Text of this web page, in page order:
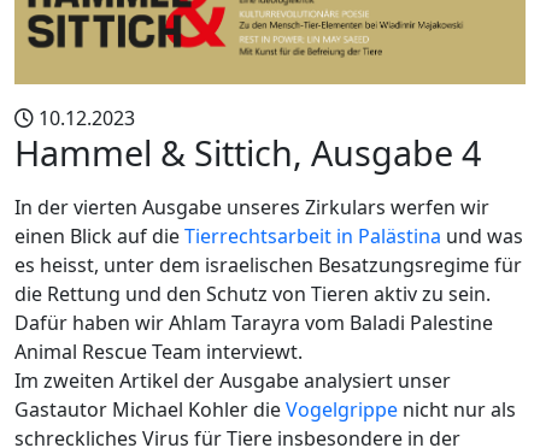
10.12.2023
Hammel & Sittich, Ausgabe 4
In der vierten Ausgabe unseres Zirkulars werfen wir
einen Blick auf dieTierrechtsarbeit in Palästina und was
es heisst, unter dem israelischen Besatzungsregime für
die Rettung und den Schutz von Tieren aktiv zu sein.
Dafür haben wir Ahlam Tarayra vom Baladi Palestine
Animal Rescue Team interviewt.
Im zweiten Artikel der Ausgabe analysiert unser
Gastautor Michael Kohler dieVogelgrippe nicht nur als
schreckliches Virus für Tiere insbesondere in der